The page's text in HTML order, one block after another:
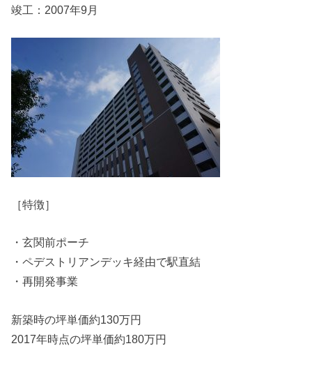
竣工：2007年9月
［特徴］
・玄関前ポーチ
・ペデストリアンデッキ経由で駅直結
・再開発事業
新築時の坪単価約130万円
2017年時点の坪単価約180万円